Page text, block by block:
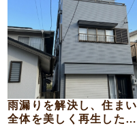
雨漏りを解決し、住まい
全体を美しく再生した外